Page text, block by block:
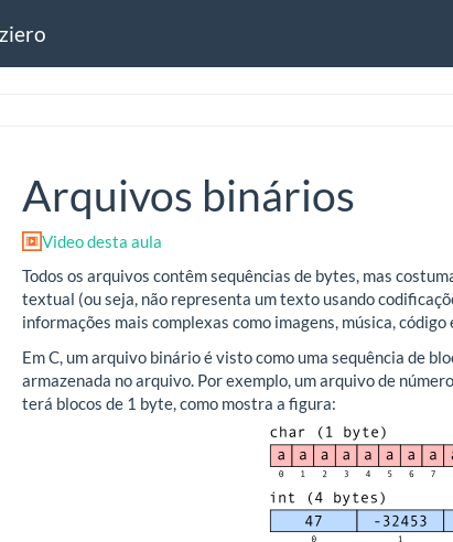
Arquivos binários
Video desta aula
Todos os arquivos contêm sequências de bytes, mas
textual (ou seja, não representa um texto usando
informações mais complexas como imagens, música,
Em C, um arquivo binário é visto como uma sequência de
armazenada no arquivo. Por exemplo, um arquivo de
terá blocos de 1 byte, como mostra a figura: